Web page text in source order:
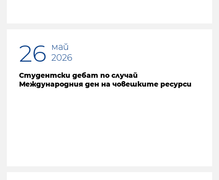
26 май
2026
Студентски дебат по случай
Международния ден на човешките ресурси